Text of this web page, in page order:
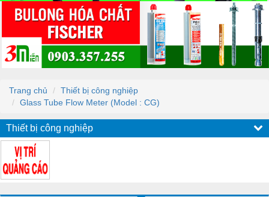
Trang chủ
Thiết bị công nghiệp
Glass Tube Flow Meter (Model : CG)
Thiết bị công nghiệp